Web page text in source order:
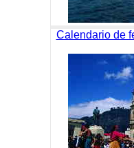
Calendario de